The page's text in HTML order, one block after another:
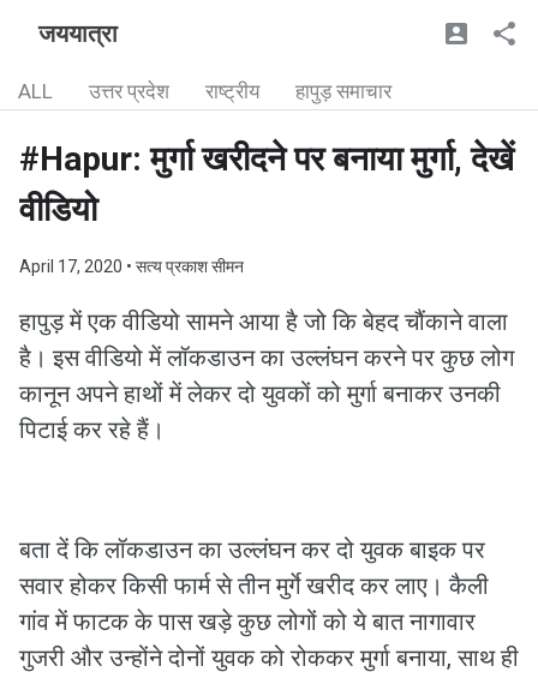
जययात्रा
ALL उत्तर प्रदेश राष्ट्रीय हापुड़ समाचार
#Hapur: मुर्गा खरीदने पर बनाया मुर्गा, देखें
वीडियो
April 17, 2020 • सत्य प्रकाश सीमन
हापुड़ में एक वीडियो सामने आया है जो कि बेहद चौंकाने वाला
है। इस वीडियो में लॉकडाउन का उल्लंघन करने पर कुछ लोग
कानून अपने हाथों में लेकर दो युवकों को मुर्गा बनाकर उनकी
पिटाई कर रहे हैं।
बता दें कि लॉकडाउन का उल्लंघन कर दो युवक बाइक पर
सवार होकर किसी फार्म से तीन मुर्गे खरीद कर लाए। कैली
गांव में फाटक के पास खड़े कुछ लोगों को ये बात नागावार
गुजरी और उन्होंने दोनों युवक को रोककर मुर्गा बनाया, साथ ही